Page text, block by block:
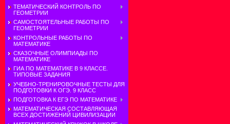
ТЕМАТИЧЕСКИЙ КОНТРОЛЬ ПО
ГЕОМЕТРИИ
САМОСТОЯТЕЛЬНЫЕ РАБОТЫ ПО
ГЕОМЕТРИИ
КОНТРОЛЬНЫЕ РАБОТЫ ПО
МАТЕМАТИКЕ
СКАЗОЧНЫЕ ОЛИМПИАДЫ ПО
МАТЕМАТИКЕ
ГИА ПО МАТЕМАТИКЕ В 9 КЛАССЕ.
ТИПОВЫЕ ЗАДАНИЯ
УЧЕБНО-ТРЕНИРОВОЧНЫЕ ТЕСТЫ ДЛЯ
ПОДГОТОВКИ К ОГЭ. 9 КЛАСС
ПОДГОТОВКА К ЕГЭ ПО МАТЕМАТИКЕ
МАТЕМАТИЧЕСКАЯ СОСТАВЛЯЮЩАЯ
ВСЕХ ДОСТИЖЕНИЙ ЦИВИЛИЗАЦИИ